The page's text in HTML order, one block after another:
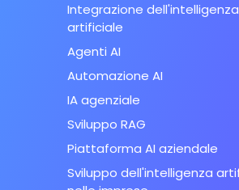
Integrazione dell'intelligenza
artificiale
Agenti AI
Automazione AI
IA agenziale
Sviluppo RAG
Piattaforma AI aziendale
Sviluppo dell'intelligenza